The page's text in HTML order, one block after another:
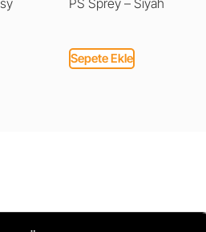
PS Sprey – Siyah
Sepete Ekle